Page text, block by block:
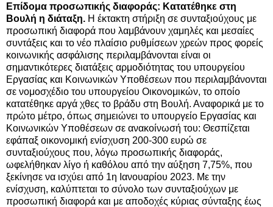
Επίδομα προσωπικής διαφοράς: Κατατέθηκε στη
Βουλή η διάταξη. Η έκτακτη στήριξη σε συνταξιούχους με
προσωπική διαφορά που λαμβάνουν χαμηλές και μεσαίες
συντάξεις και το νέο πλαίσιο ρυθμίσεων χρεών προς φορείς
κοινωνικής ασφάλισης περιλαμβάνονται είναι οι
σημαντικότερες διατάξεις αρμοδιότητας του υπουργείου
Εργασίας και Κοινωνικών Υποθέσεων που περιλαμβάνονται
σε νομοσχέδιο του υπουργείου Οικονομικών, το οποίο
κατατέθηκε αργά χθες το βράδυ στη Βουλή. Αναφορικά με το
πρώτο μέτρο, όπως σημειώνει το υπουργείο Εργασίας και
Κοινωνικών Υποθέσεων σε ανακοίνωσή του: Θεσπίζεται
εφάπαξ οικονομική ενίσχυση 200-300 ευρώ σε
συνταξιούχους που, λόγω προσωπικής διαφοράς,
ωφελήθηκαν λίγο ή καθόλου από την αύξηση 7,75%, που
ξεκίνησε να ισχύει από 1η Ιανουαρίου 2023. Με την
ενίσχυση, καλύπτεται το σύνολο των συνταξιούχων με
προσωπική διαφορά και με αποδοχές κύριας σύνταξης έως